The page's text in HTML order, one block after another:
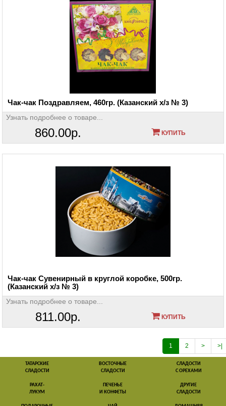
Чак-чак Поздравляем, 460гр. (Казанский х/з № 3)
Узнать подробнее о товаре...
860.00р. КУПИТЬ
Чак-чак Сувенирный в круглой коробке, 500гр.
(Казанский х/з № 3)
Узнать подробнее о товаре...
811.00р. КУПИТЬ
1 2 > >|
ТАТАРСКИЕ
СЛАДОСТИ
ВОСТОЧНЫЕ
СЛАДОСТИ
СЛАДОСТИ
С ОРЕХАМИ
РАХАТ-
ЛУКУМ
ПЕЧЕНЬЕ
И КОНФЕТЫ
ДРУГИЕ
СЛАДОСТИ